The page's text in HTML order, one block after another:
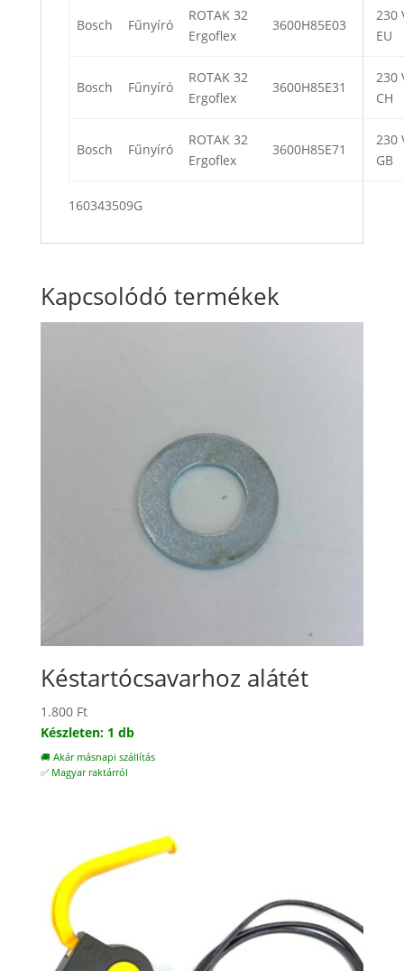
Bosch Fűnyíró
ROTAK 32
Ergoflex
3600H85E03
230
EU
Bosch Fűnyíró
ROTAK 32
Ergoflex
3600H85E31
230
CH
Bosch Fűnyíró
ROTAK 32
Ergoflex
3600H85E71
230
GB
160343509G
Kapcsolódó termékek
Késtartócsavarhoz alátét
1.800 Ft
Készleten: 1 db
🚚 Akár másnapi szállítás
✅ Magyar raktárról